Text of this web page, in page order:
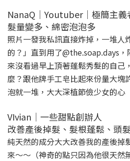
NanaQ｜Youtuber｜極簡主義
髮量變多、綿密泡泡多
照片一發我私訊直接炸掉，一堆人
的？」直到用了@the.soap.days
來沒看過早上頂著蓬鬆秀髮的自己
麼？跟他牌手工皂比起來份量大塊
泡就一堆，大大深植節儉少女的心
VIvian｜一些甜點創辦人
改善產後掉髮、髮根蓬鬆、頭
純天然的成分大大改善我的產後掉
來～～（神奇的點只因為他很天然